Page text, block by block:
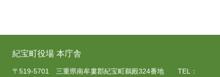
紀宝町役場 本庁舎
〒519-5701 三重県南牟婁郡紀宝町鵜殿324番地 TEL：